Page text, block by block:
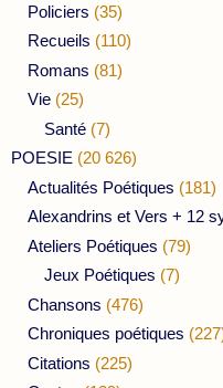
Policiers (35)
Recueils (110)
Romans (81)
Vie (25)
Santé (7)
POESIE (20 626)
Actualités Poétiques (181)
Alexandrins et Vers + 12
Ateliers Poétiques (79)
Jeux Poétiques (7)
Chansons (476)
Chroniques poétiques
Citations (225)